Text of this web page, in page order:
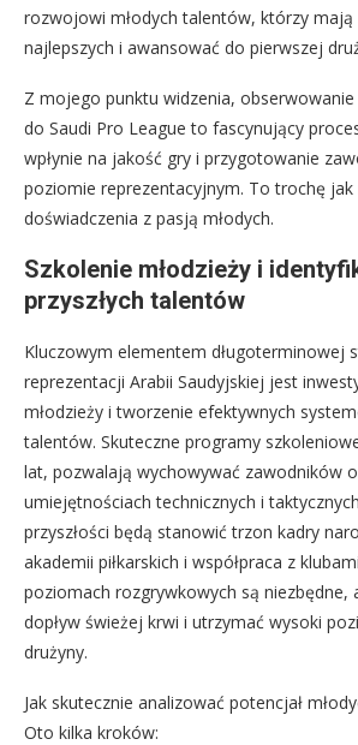
rozwojowi młodych talentów, którzy mają
najlepszych i awansować do pierwszej
Z mojego punktu widzenia,
do Saudi Pro League to fascynujący
wpłynie na jakość gry i przygotowanie
poziomie reprezentacyjnym. To trochę jak
doświadczenia z pasją młodych.
Szkolenie młodzieży i
przyszłych talentów
Kluczowym elementem długoterminowej
reprezentacji Arabii Saudyjskiej jest
młodzieży i tworzenie efektywnych
talentów. Skuteczne programy
lat, pozwalają wychowywać zawodników
umiejętnościach technicznych i
przyszłości będą stanowić trzon kadry
akademii piłkarskich i współpraca z
poziomach rozgrywkowych są niezbędne,
dopływ świeżej krwi i utrzymać wysoki
drużyny.
Jak skutecznie analizować potencjał
Oto kilka kroków: